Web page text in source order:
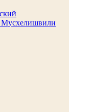
Мусхелишвили